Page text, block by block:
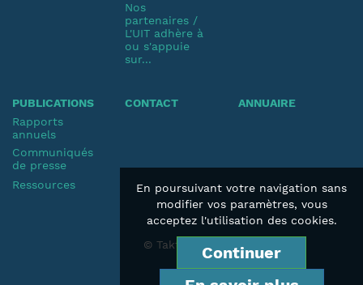
Nos
partenaires /
L'UIT adhère à
ou s'appuie
sur...
PUBLICATIONS
Rapports
annuels
Communiqués
de presse
Ressources
CONTACT ANNUAIRE
© Taktik 2019
En poursuivant votre navigation sans
modifier vos paramètres, vous
acceptez l'utilisation des cookies.
Continuer